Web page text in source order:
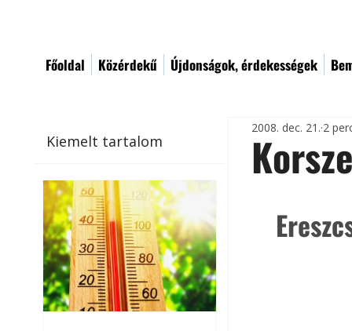
Főoldal Közérdekű Újdonságok, érdekességek
Kiemelt tartalom
2008. dec. 21. 2